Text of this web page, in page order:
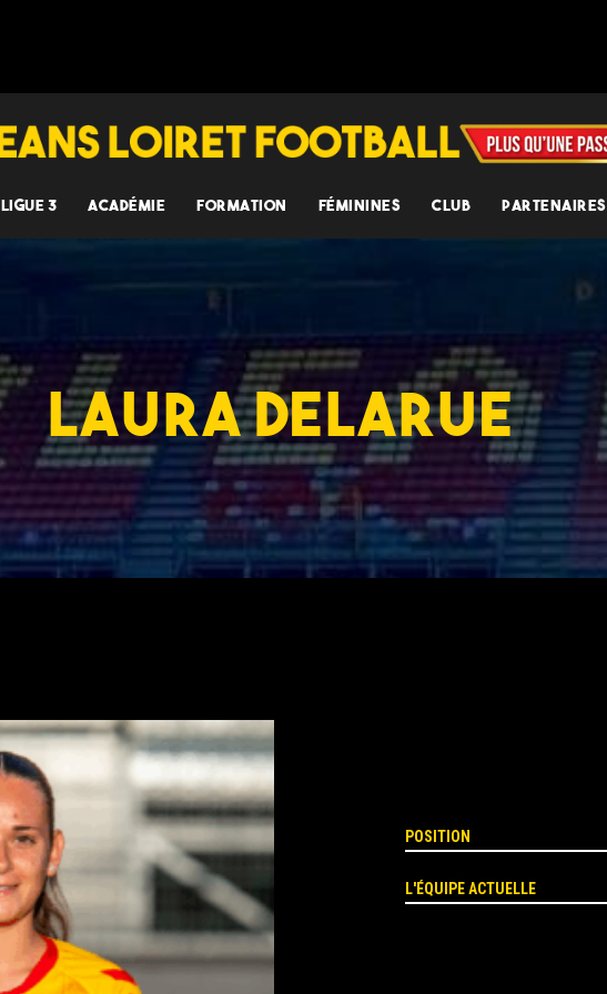
LIGUE 3 ACADÉMIE FORMATION FÉMININES CLUB PARTENAIRES
LAURA DELARUE
POSITION
L'ÉQUIPE ACTUELLE